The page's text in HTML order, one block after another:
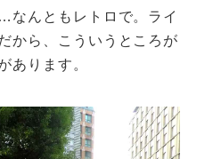
んともレトロで。ライ
から、こういうところが
あります。